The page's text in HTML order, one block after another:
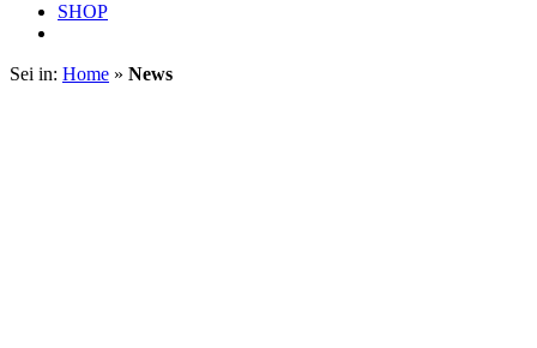
SHOP
Sei in: Home » News